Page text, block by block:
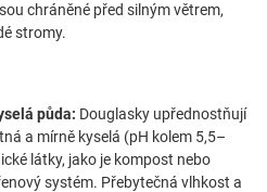
chráněné před silným větrem,
stromy.
půda: Douglasky upřednostňují
a mírně kyselá (pH kolem 5,5–
látky, jako je kompost nebo
systém. Přebytečná vlhkost a